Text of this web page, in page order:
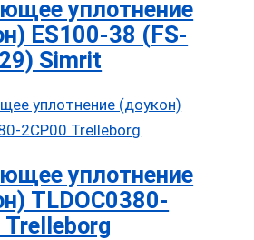
уплотнение
ES100-38 (FS-
Simrit
уплотнение
TLDOC0380-
Trelleborg